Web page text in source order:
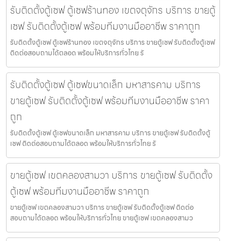
รับติดตั้งตู้เซฟ ตู้เซฟร้านทอง เขตจตุจักร บริการ ขายตู้
เซฟ รับติดตั้งตู้เซฟ พร้อมทีมงานมืออาชีพ ราคาถูก
รับติดตั้งตู้เซฟ ตู้เซฟร้านทอง เขตจตุจักร บริการ ขายตู้เซฟ รับติดตั้งตู้เซฟ
ติดต่อสอบถามได้ตลอด พร้อมให้บริการทั่วไทย รั
รับติดตั้งตู้เซฟ ตู้เซฟขนาดเล็ก มหาสารคาม บริการ
ขายตู้เซฟ รับติดตั้งตู้เซฟ พร้อมทีมงานมืออาชีพ ราคา
ถูก
รับติดตั้งตู้เซฟ ตู้เซฟขนาดเล็ก มหาสารคาม บริการ ขายตู้เซฟ รับติดตั้งตู้
เซฟ ติดต่อสอบถามได้ตลอด พร้อมให้บริการทั่วไทย รั
ขายตู้เซฟ เขตคลองสามวา บริการ ขายตู้เซฟ รับติดตั้ง
ตู้เซฟ พร้อมทีมงานมืออาชีพ ราคาถูก
ขายตู้เซฟ เขตคลองสามวา บริการ ขายตู้เซฟ รับติดตั้งตู้เซฟ ติดต่อ
สอบถามได้ตลอด พร้อมให้บริการทั่วไทย ขายตู้เซฟ เขตคลองสามว